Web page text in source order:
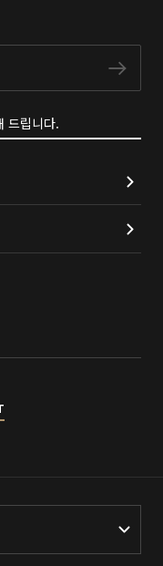
구독
드립니다.